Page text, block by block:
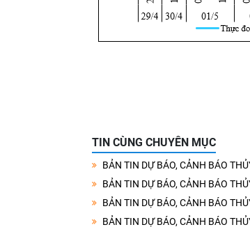
TIN CÙNG CHUYÊN MỤC
BẢN TIN DỰ BÁO, CẢNH BÁO
BẢN TIN DỰ BÁO, CẢNH BÁO
BẢN TIN DỰ BÁO, CẢNH BÁO
BẢN TIN DỰ BÁO, CẢNH BÁO